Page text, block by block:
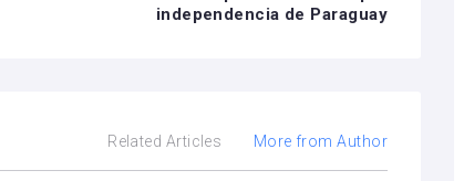
independencia de Paraguay
Related Articles More from Author